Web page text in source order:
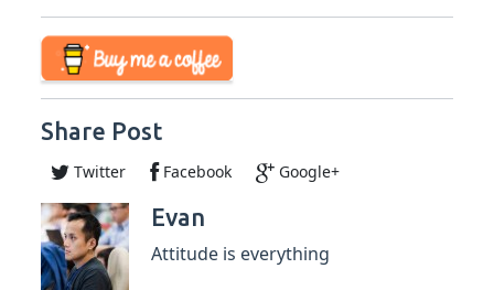
Share Post
Twitter Facebook Google+
Evan
Attitude is everything